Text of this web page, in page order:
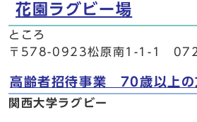
花園ラグビー場
ところ
〒578-0923松原南1-1-1
高齢者招待事業 70歳以上の
関西大学ラグビー